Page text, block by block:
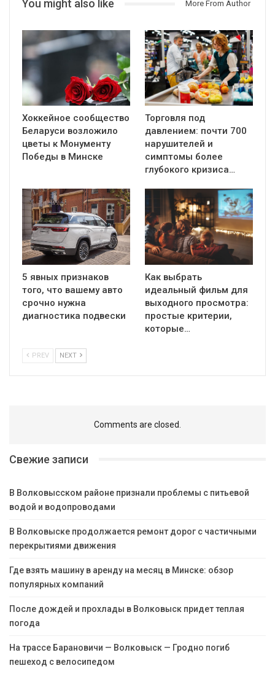
You might also like More From Author
Хоккейное сообщество
Беларуси возложило
цветы к Монументу
Победы в Минске
Торговля под
давлением: почти 700
нарушителей и
симптомы более
глубокого кризиса…
5 явных признаков
того, что вашему авто
срочно нужна
диагностика подвески
Как выбрать
идеальный фильм для
выходного просмотра:
простые критерии,
которые…
PREV NEXT
Comments are closed.
Свежие записи
В Волковысском районе признали проблемы с питьевой
водой и водопроводами
В Волковыске продолжается ремонт дорог с частичными
перекрытиями движения
Где взять машину в аренду на месяц в Минске: обзор
популярных компаний
После дождей и прохлады в Волковыск придет теплая
погода
На трассе Барановичи — Волковыск — Гродно погиб
пешеход с велосипедом